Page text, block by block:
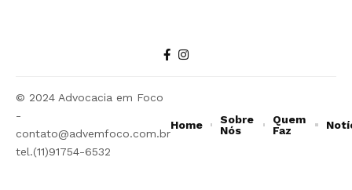
© 2024 Advocacia em Foco
-
contato@advemfoco.com.br
tel.(11)91754-6532
Home
Sobre
Nós
Quem
Faz